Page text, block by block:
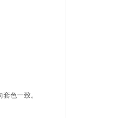
色一致。